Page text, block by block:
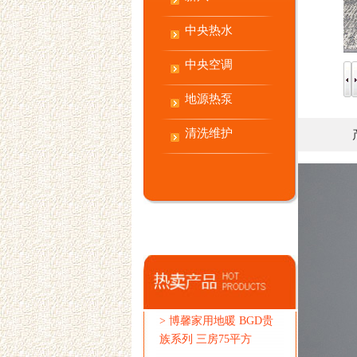
中央热水
中央空调
地源热泵
清洗维护
> 博馨家用地暖 BGD贵
族系列 三房75平方